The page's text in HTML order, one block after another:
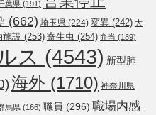
葉県 (191)
(662) 埼玉県 (224) 変異 (242) 大
施設 (253) 寄生虫 (254) 弁当 (189)
ス (4543) 新型肺
海外 (1710) 神奈川県
馬県 (166) 職員 (296) 職場内感